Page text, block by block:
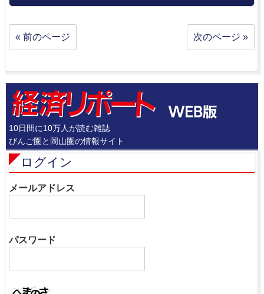
« 前のページ 次のページ »
10日間に10万人が読む雑誌
びんご圏と岡山圏の情報サイト
ログイン
メールアドレス
パスワード